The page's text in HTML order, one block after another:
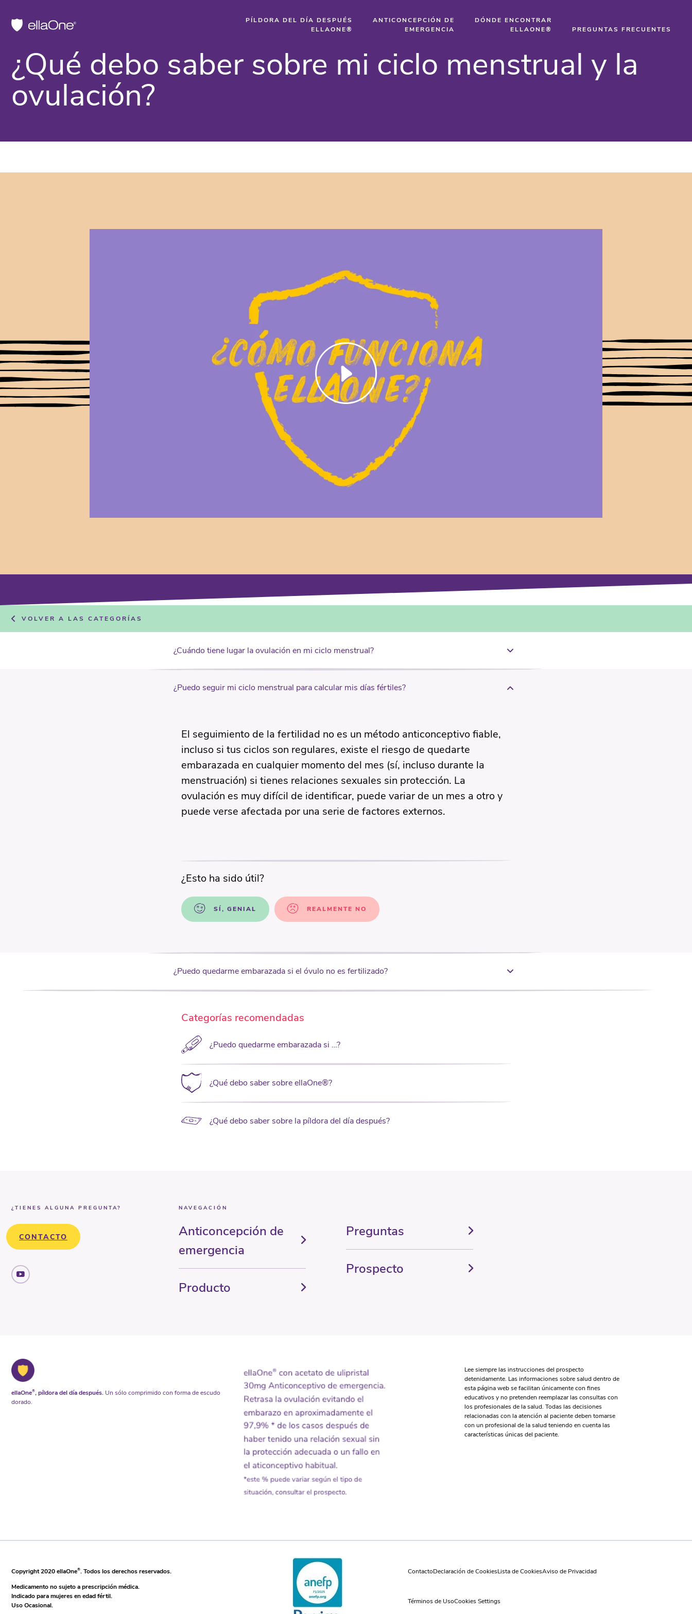
PÍLDORA DEL DÍA DESPUÉS
ELLAONE®
ANTICONCEPCIÓN DE
EMERGENCIA
DÓNDE ENCONTRAR
ELLAONE®
PREGUNTAS FRECUENTES
¿Qué debo saber sobre mi ciclo menstrual y la
ovulación?
VOLVER A LAS CATEGORÍAS
¿Cuándo tiene lugar la ovulación en mi ciclo menstrual?
¿Puedo seguir mi ciclo menstrual para calcular mis días fértiles?
El seguimiento de la fertilidad no es un método anticonceptivo fiable,
incluso si tus ciclos son regulares, existe el riesgo de quedarte
embarazada en cualquier momento del mes (sí, incluso durante la
menstruación) si tienes relaciones sexuales sin protección. La
ovulación es muy difícil de identificar, puede variar de un mes a otro y
puede verse afectada por una serie de factores externos.
¿Esto ha sido útil?
SÍ, GENIAL REALMENTE NO
¿Puedo quedarme embarazada si el óvulo no es fertilizado?
Categorías recomendadas
¿Puedo quedarme embarazada si …?
¿Qué debo saber sobre ellaOne®?
¿Qué debo saber sobre la píldora del día después?
¿TIENES ALGUNA PREGUNTA?
CONTACTO
NAVEGACIÓN
Anticoncepción de
emergencia
Producto
Preguntas
Prospecto
ellaOne®, píldora del día después. Un sólo comprimido con forma de escudo
dorado.
Lee siempre las instrucciones del prospecto
detenidamente. Las informaciones sobre salud dentro de
esta página web se facilitan únicamente con fines
educativos y no pretenden reemplazar las consultas con
los profesionales de la salud. Todas las decisiones
relacionadas con la atención al paciente deben tomarse
con un profesional de la salud teniendo en cuenta las
características únicas del paciente.
Copyright 2020 ellaOne®. Todos los derechos reservados.
Medicamento no sujeto a prescripción médica.
Indicado para mujeres en edad fértil.
Uso Ocasional.
ContactoDeclaración de CookiesLista de CookiesAviso de Privacidad
Términos de UsoCookies Settings